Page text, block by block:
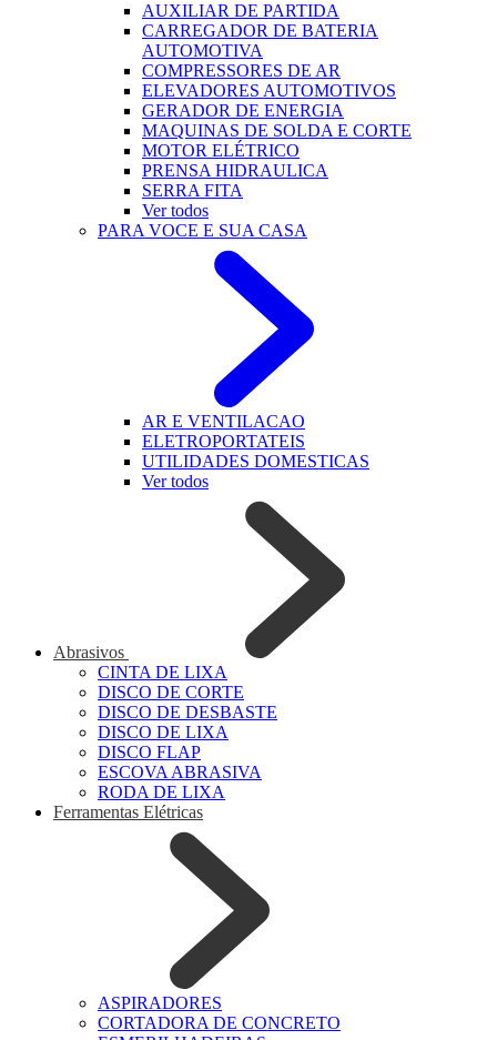
AUXILIAR DE PARTIDA
CARREGADOR DE BATERIA
AUTOMOTIVA
COMPRESSORES DE AR
ELEVADORES AUTOMOTIVOS
GERADOR DE ENERGIA
MAQUINAS DE SOLDA E CORTE
MOTOR ELÉTRICO
PRENSA HIDRAULICA
SERRA FITA
Ver todos
PARA VOCE E SUA CASA
AR E VENTILACAO
ELETROPORTATEIS
UTILIDADES DOMESTICAS
Ver todos
Abrasivos
CINTA DE LIXA
DISCO DE CORTE
DISCO DE DESBASTE
DISCO DE LIXA
DISCO FLAP
ESCOVA ABRASIVA
RODA DE LIXA
Ferramentas Elétricas
ASPIRADORES
CORTADORA DE CONCRETO